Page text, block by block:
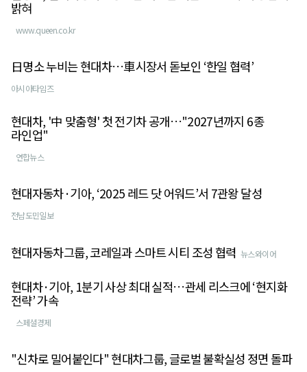
밝혀
www.queen.co.kr
日명소 누비는 현대차…車시장서 돋보인 ‘한일 협력’
아시아타임즈
현대차, '中 맞춤형' 첫 전기차 공개…"2027년까지 6종
라인업"
연합뉴스
현대자동차·기아, ‘2025 레드 닷 어워드’서 7관왕 달성
전남도민일보
현대자동차그룹, 코레일과 스마트 시티 조성 협력 뉴스와이어
현대차·기아, 1분기 사상 최대 실적…관세 리스크에 ‘현지화
전략’ 가속
스페셜경제
"신차로 밀어붙인다" 현대차그룹, 글로벌 불확실성 정면 돌파